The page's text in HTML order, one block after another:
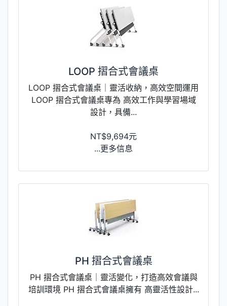
LOOP 摺合式會議桌
LOOP 摺合式會議桌｜靈活收納，高效空間運用
LOOP 摺合式會議桌專為 高效工作與學習場域
設計，具備...
NT$9,694元
...更多信息
PH 摺合式會議桌
PH 摺合式會議桌｜靈活變化，打造高效會議與
培訓環境 PH 摺合式會議桌擁有 高靈活性設計...